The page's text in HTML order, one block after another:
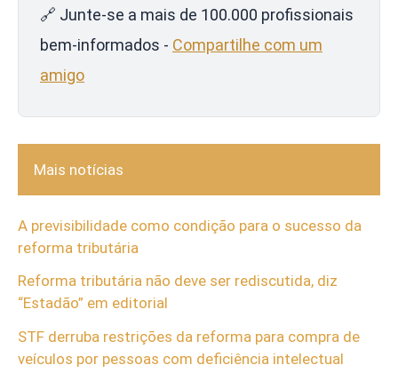
🔗 Junte-se a mais de 100.000 profissionais
bem-informados - Compartilhe com um
amigo
Mais notícias
A previsibilidade como condição para o sucesso da
reforma tributária
Reforma tributária não deve ser rediscutida, diz
“Estadão” em editorial
STF derruba restrições da reforma para compra de
veículos por pessoas com deficiência intelectual